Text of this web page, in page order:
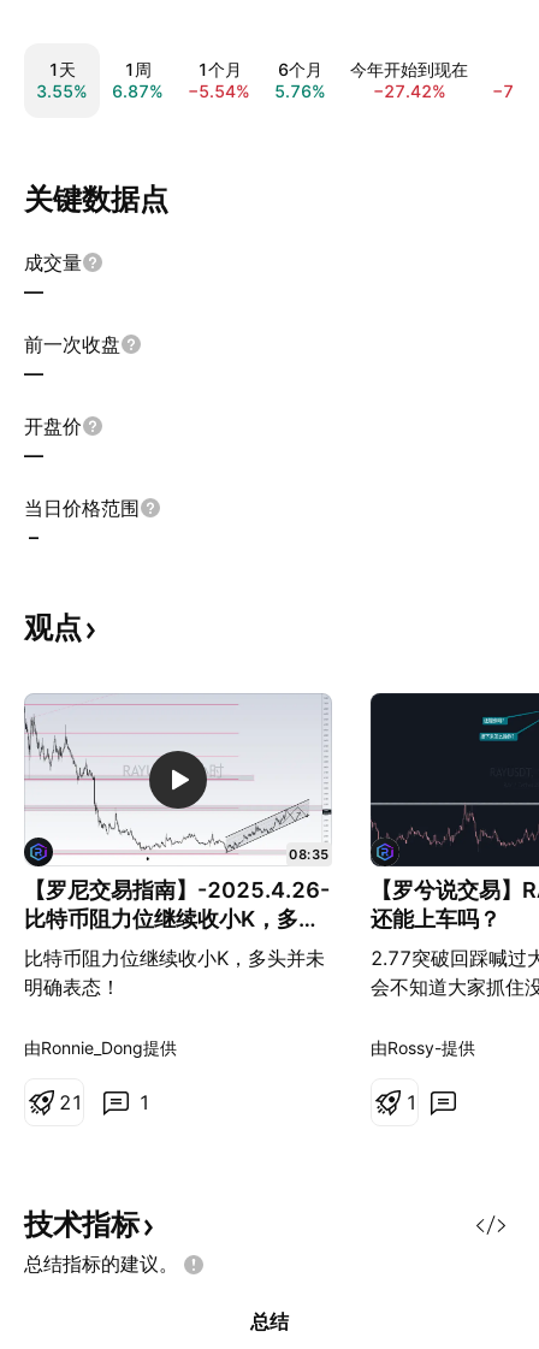
1天
3.55%
1周
6.87%
1个月
−5.54%
6个月
5.76%
今年开始到现在
−27.42%
关键数据点
成交量
—
前一次收盘
—
开盘价
—
当日价格范围
–
观点
【罗尼交易指南】-2025.4.26-
比特币阻力位继续收小K，多头
并未明确表态！
比特币阻力位继续收小K，多头并未
明确表态！
08:35
由Ronnie_Dong提供
1
21
【罗兮说交易】
还能上车吗？
2.77突破回踩喊过
会不知道大家抓住
看先。恐高的可以
山。听不懂可以裙
由Rossy-提供
1
技术指标
总结指标的建议。
总结